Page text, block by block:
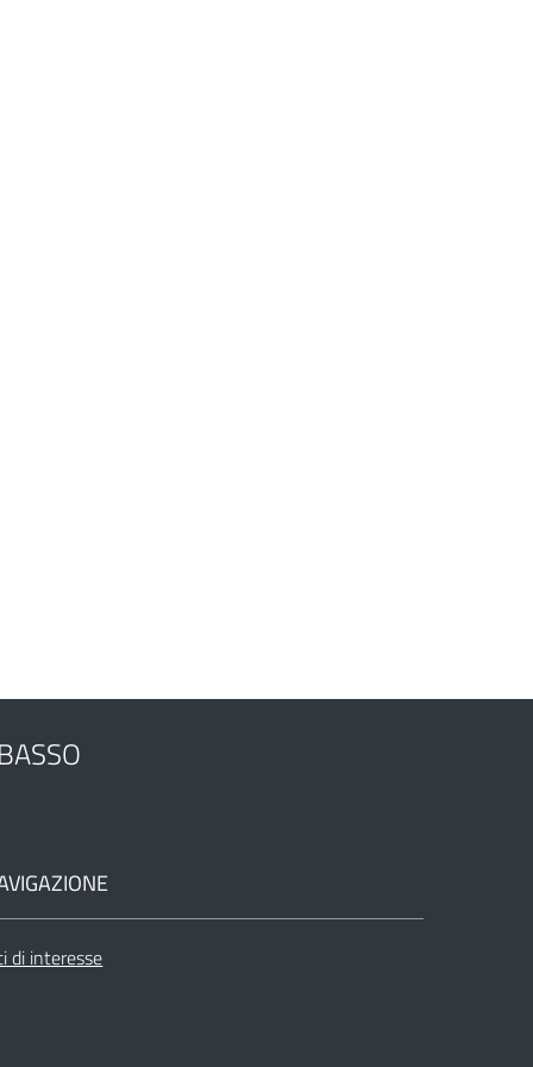
di interesse